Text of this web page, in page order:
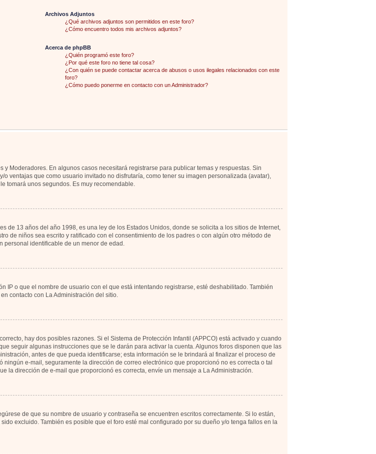
Archivos Adjuntos
¿Qué archivos adjuntos son permitidos en este foro?
¿Cómo encuentro todos mis archivos adjuntos?
Acerca de phpBB
¿Quién programó este foro?
¿Por qué este foro no tiene tal cosa?
¿Con quién se puede contactar acerca de abusos o usos ilegales relacionados con este
foro?
¿Cómo puedo ponerme en contacto con un Administrador?
Moderadores. En algunos casos necesitará registrarse para publicar temas y respuestas. Sin
ventajas que como usuario invitado no disfrutaría, como tener su imagen personalizada (avatar),
tomará unos segundos. Es muy recomendable.
de 13 años del año 1998, es una ley de los Estados Unidos, donde se solicita a los sitios de Internet,
de niños sea escrito y ratificado con el consentimiento de los padres o con algún otro método de
personal identificable de un menor de edad.
IP o que el nombre de usuario con el que está intentando registrarse, esté deshabilitado. También
contacto con La Administración del sitio.
hay dos posibles razones. Si el Sistema de Protección Infantil (APPCO) está activado y cuando
seguir algunas instrucciones que se le darán para activar la cuenta. Algunos foros disponen que las
antes de que pueda identificarse; esta información se le brindará al finalizar el proceso de
e-mail, seguramente la dirección de correo electrónico que proporcionó no es correcta o tal
la dirección de e-mail que proporcionó es correcta, envíe un mensaje a La Administración.
de que su nombre de usuario y contraseña se encuentren escritos correctamente. Si lo están,
excluido. También es posible que el foro esté mal configurado por su dueño y/o tenga fallos en la